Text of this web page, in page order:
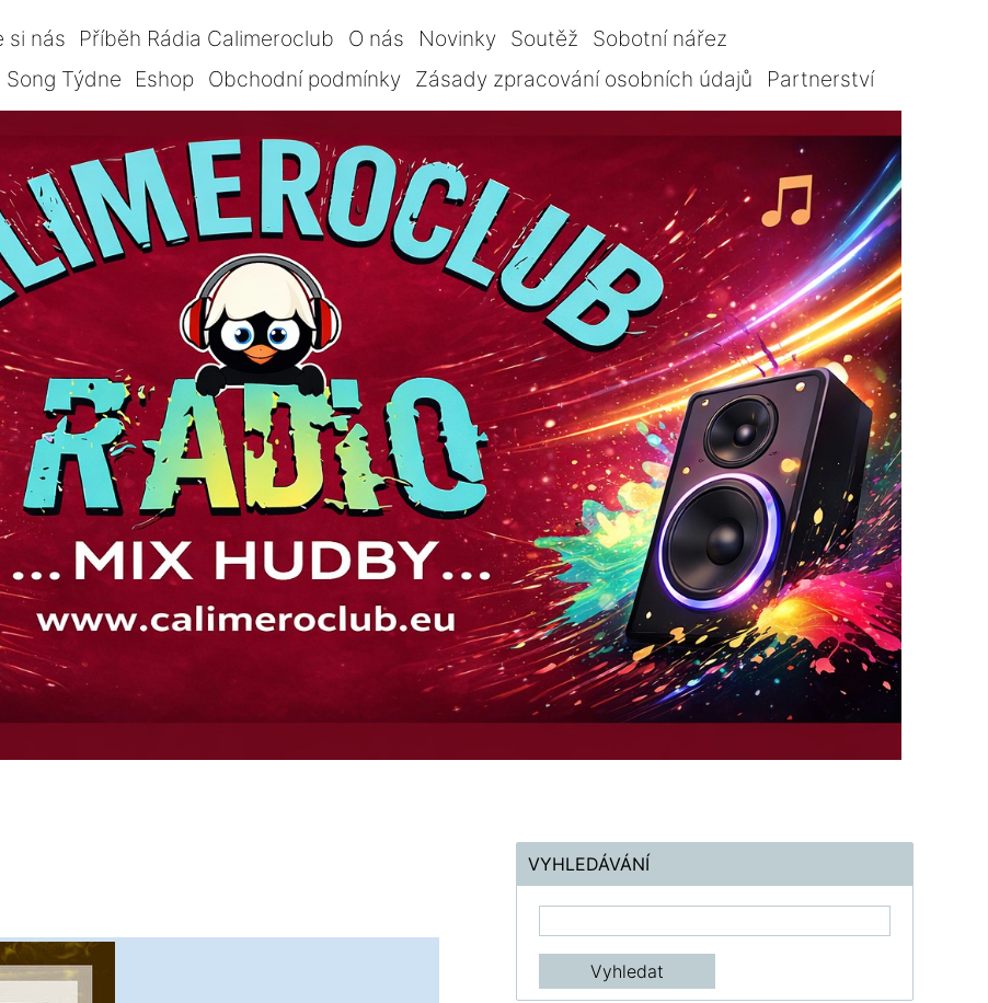
si nás Příběh Rádia Calimeroclub O nás Novinky Soutěž
Sobotní nářez
Song Týdne Eshop Obchodní podmínky Zásady zpracování osobních údajů Partnerství
VYHLEDÁVÁNÍ